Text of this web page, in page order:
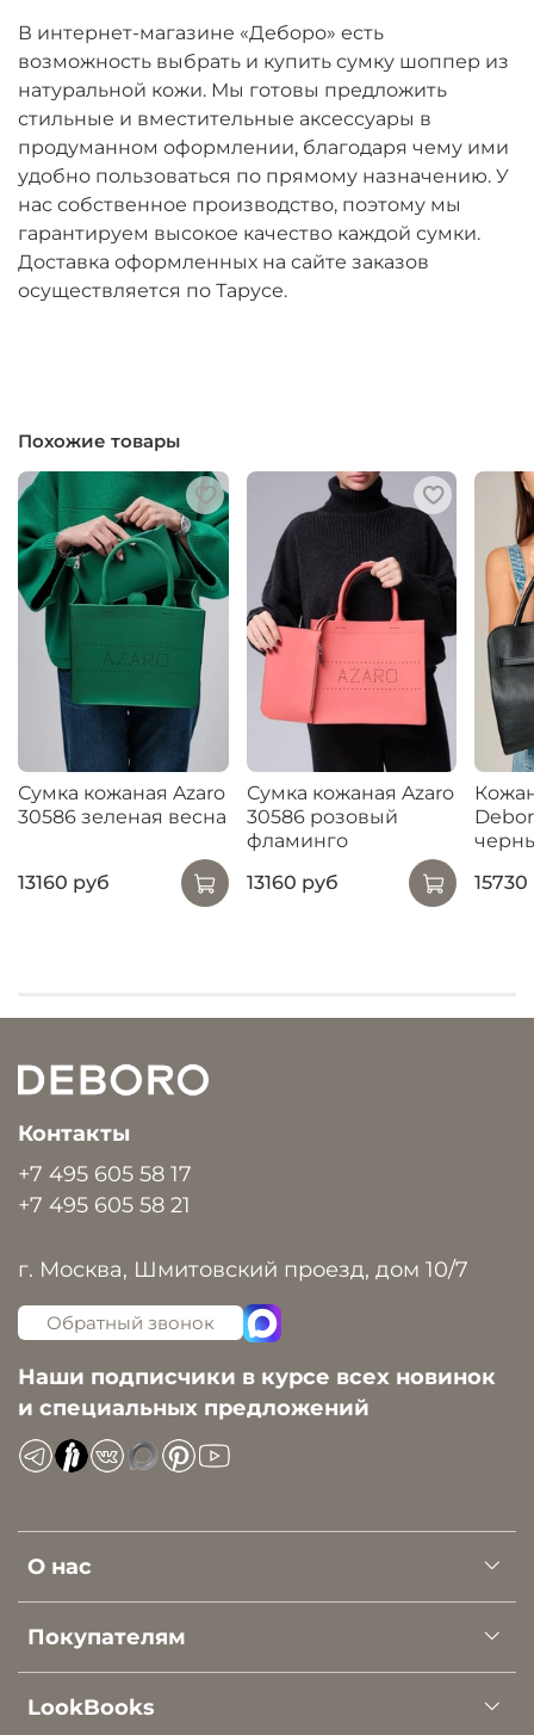
В интернет-магазине «Деборо» есть
возможность выбрать и купить сумку шоппер из
натуральной кожи. Мы готовы предложить
стильные и вместительные аксессуары в
продуманном оформлении, благодаря чему ими
удобно пользоваться по прямому назначению. У
нас собственное производство, поэтому мы
гарантируем высокое качество каждой сумки.
Доставка оформленных на сайте заказов
осуществляется по Тарусе.
Похожие товары
Сумка кожаная Azaro
30586 зеленая весна
13160 руб
Сумка кожаная Azaro
30586 розовый
фламинго
13160 руб
О нас
Покупателям
LookBooks
Контакты
+7 495 605 58 17
+7 495 605 58 21
г. Москва, Шмитовский проезд, дом 10/7
Обратный звонок
Наши подписчики в курсе всех новинок
и специальных предложений